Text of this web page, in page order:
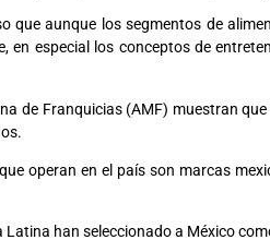
que aunque los segmentos de
en especial los conceptos de
de Franquicias (AMF) muestran
operan en el país son marcas
Latina han seleccionado a México